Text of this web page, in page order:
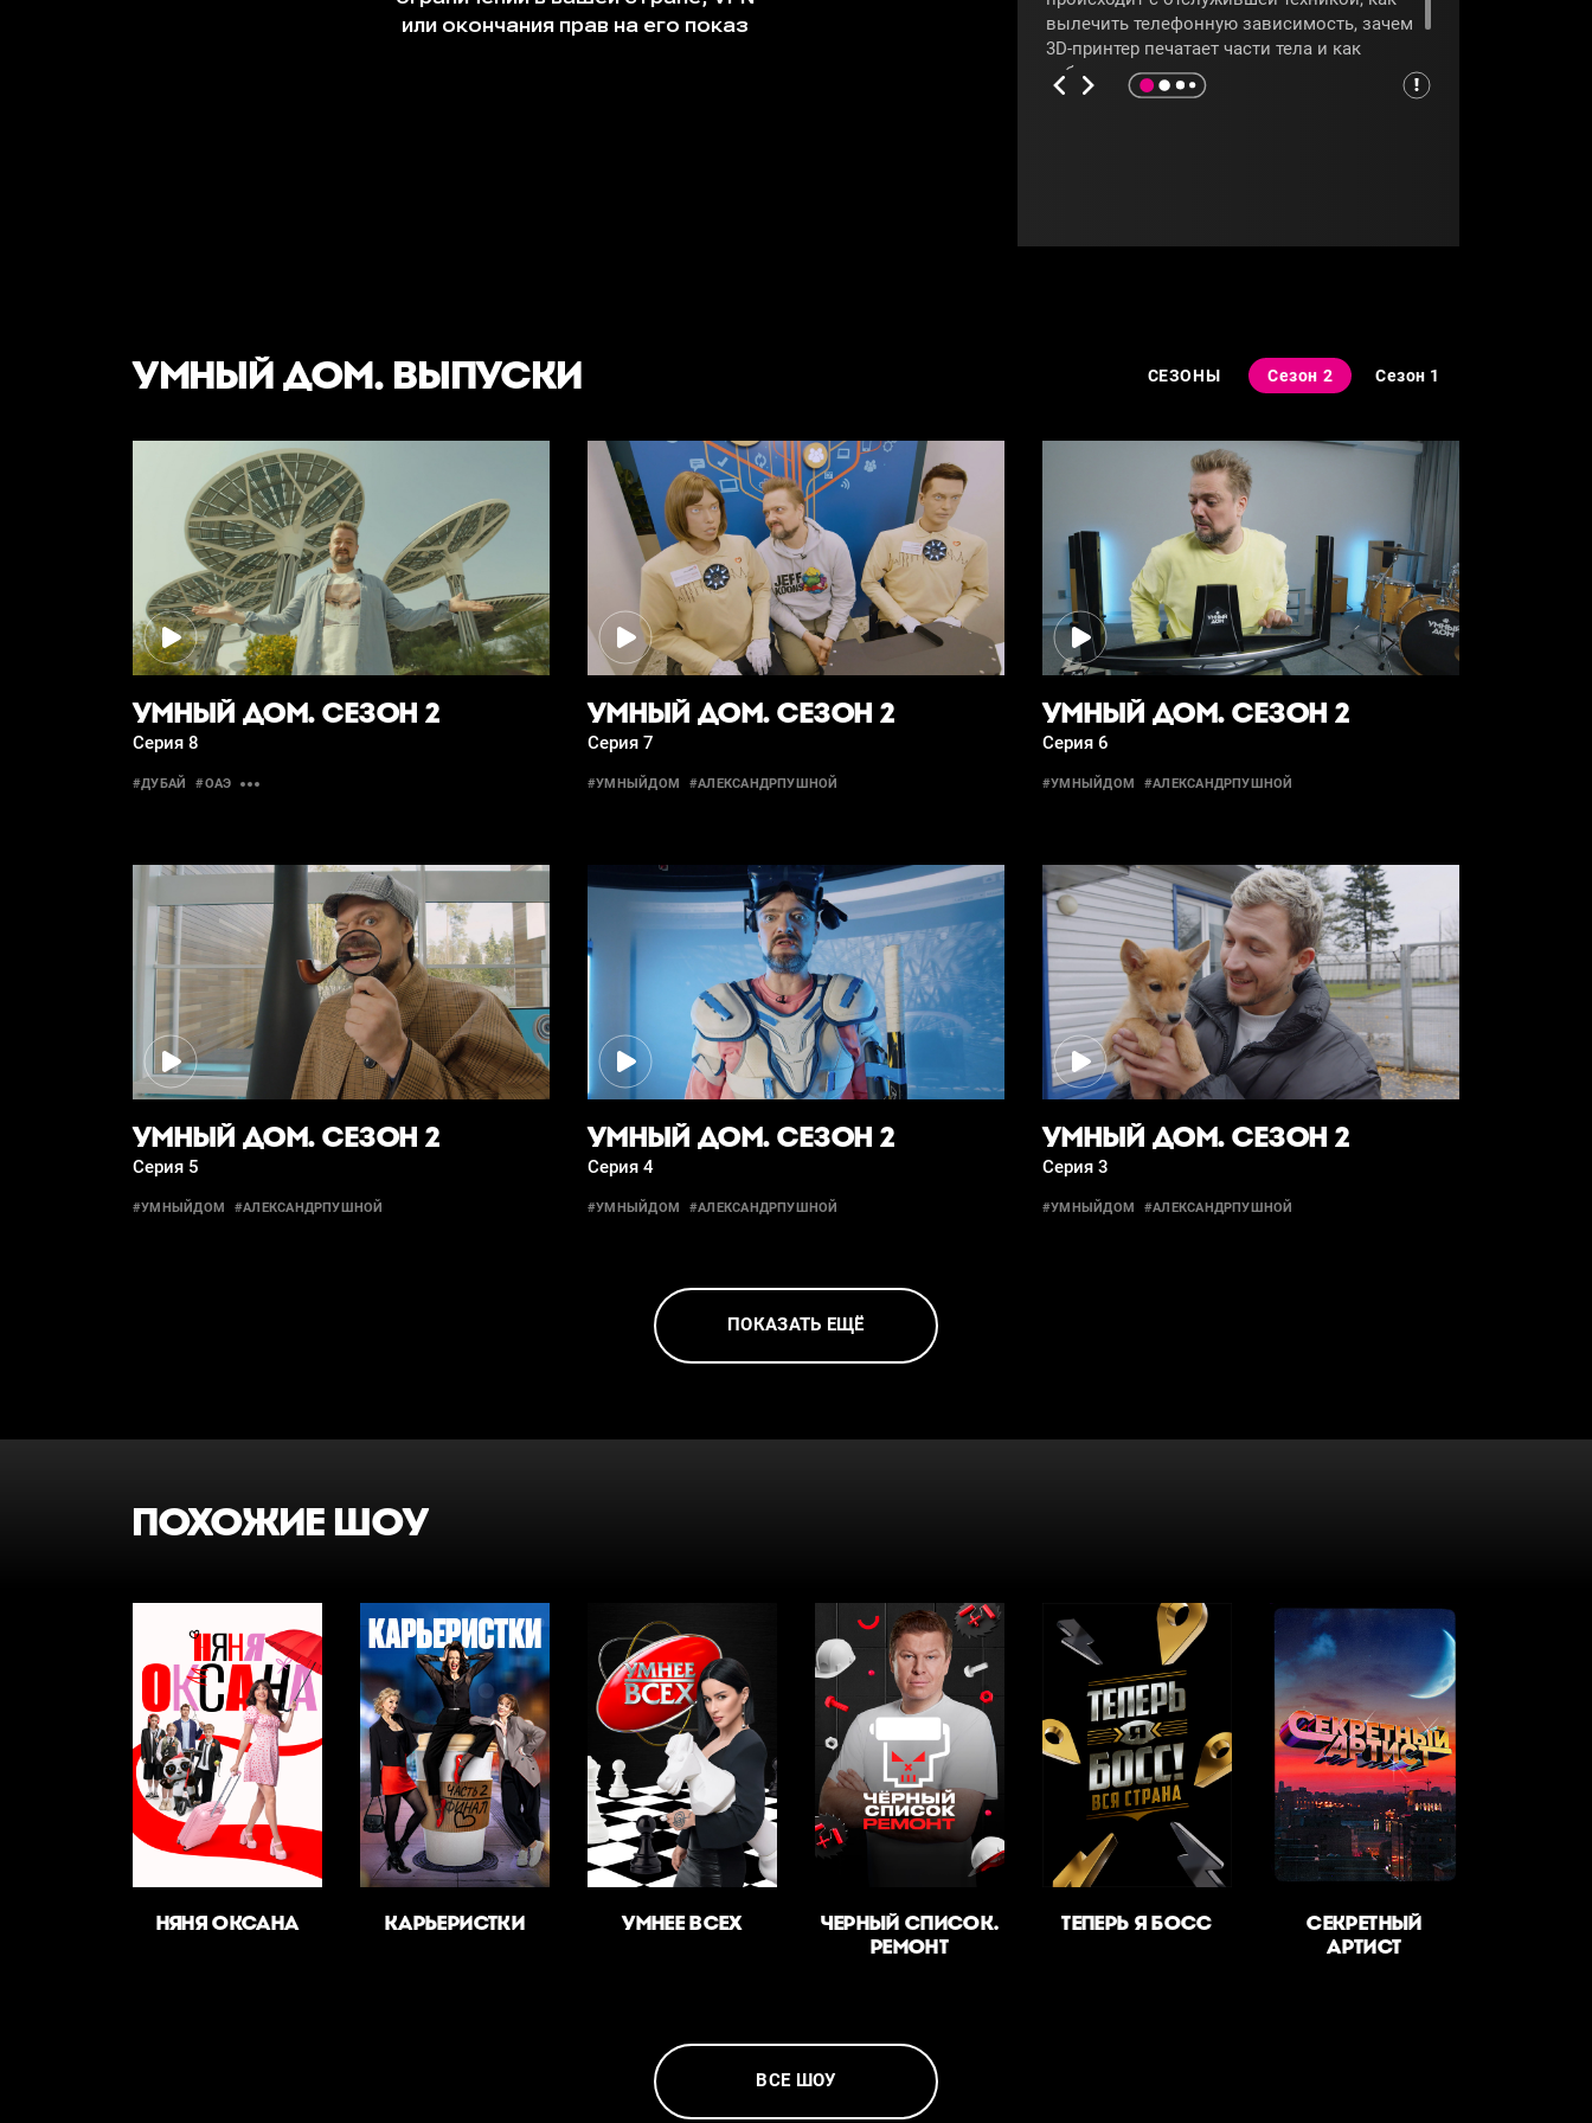
вылечить телефонную зависимость, зачем
3D-принтер печатает части тела и как
работает водное такси.
УМНЫЙ ДОМ. ВЫПУСКИ СЕЗОНЫ Сезон 2 Сезон 1
УМНЫЙ ДОМ. СЕЗОН 2
Серия 8
#ДУБАЙ #ОАЭ
УМНЫЙ ДОМ. СЕЗОН 2
Серия 7
#УМНЫЙДОМ #АЛЕКСАНДРПУШНОЙ
УМНЫЙ ДОМ. СЕЗОН 2
Серия 6
#УМНЫЙДОМ #АЛЕКСАНДРПУШНОЙ
УМНЫЙ ДОМ. СЕЗОН 2
Серия 5
#УМНЫЙДОМ #АЛЕКСАНДРПУШНОЙ
УМНЫЙ ДОМ. СЕЗОН 2
Серия 4
#УМНЫЙДОМ #АЛЕКСАНДРПУШНОЙ
УМНЫЙ ДОМ. СЕЗОН 2
Серия 3
#УМНЫЙДОМ #АЛЕКСАНДРПУШНОЙ
ПОКАЗАТЬ ЕЩЁ
ПОХОЖИЕ ШОУ
НЯНЯ ОКСАНА КАРЬЕРИСТКИ УМНЕЕ ВСЕХ
ЧЕРНЫЙ СПИСОК.
РЕМОНТ
ТЕПЕРЬ Я БОСС
СЕКРЕТНЫЙ
АРТИСТ
ВСЕ ШОУ